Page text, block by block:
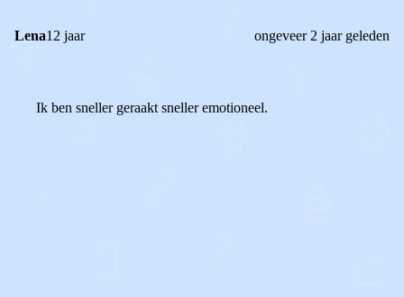
Lena12 jaar ongeveer 2 jaar geleden
Ik ben sneller geraakt sneller emotioneel.